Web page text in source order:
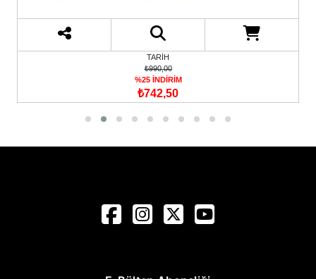
TARİH
₺990,00
%25 İNDİRİM
₺742,50